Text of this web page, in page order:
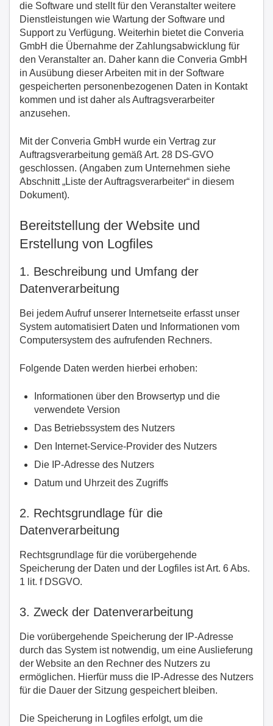
die Software und stellt für den Veranstalter weitere
Dienstleistungen wie Wartung der Software und
Support zu Verfügung. Weiterhin bietet die Converia
GmbH die Übernahme der Zahlungsabwicklung für
den Veranstalter an. Daher kann die Converia GmbH
in Ausübung dieser Arbeiten mit in der Software
gespeicherten personenbezogenen Daten in Kontakt
kommen und ist daher als Auftragsverarbeiter
anzusehen.
Mit der Converia GmbH wurde ein Vertrag zur
Auftragsverarbeitung gemäß Art. 28 DS-GVO
geschlossen. (Angaben zum Unternehmen siehe
Abschnitt „Liste der Auftragsverarbeiter“ in diesem
Dokument).
Bereitstellung der Website und
Erstellung von Logfiles
1. Beschreibung und Umfang der
Datenverarbeitung
Bei jedem Aufruf unserer Internetseite erfasst unser
System automatisiert Daten und Informationen vom
Computersystem des aufrufenden Rechners.
Folgende Daten werden hierbei erhoben:
Informationen über den Browsertyp und die
verwendete Version
Das Betriebssystem des Nutzers
Den Internet-Service-Provider des Nutzers
Die IP-Adresse des Nutzers
Datum und Uhrzeit des Zugriffs
2. Rechtsgrundlage für die
Datenverarbeitung
Rechtsgrundlage für die vorübergehende
Speicherung der Daten und der Logfiles ist Art. 6 Abs.
1 lit. f DSGVO.
3. Zweck der Datenverarbeitung
Die vorübergehende Speicherung der IP-Adresse
durch das System ist notwendig, um eine Auslieferung
der Website an den Rechner des Nutzers zu
ermöglichen. Hierfür muss die IP-Adresse des Nutzers
für die Dauer der Sitzung gespeichert bleiben.
Die Speicherung in Logfiles erfolgt, um die